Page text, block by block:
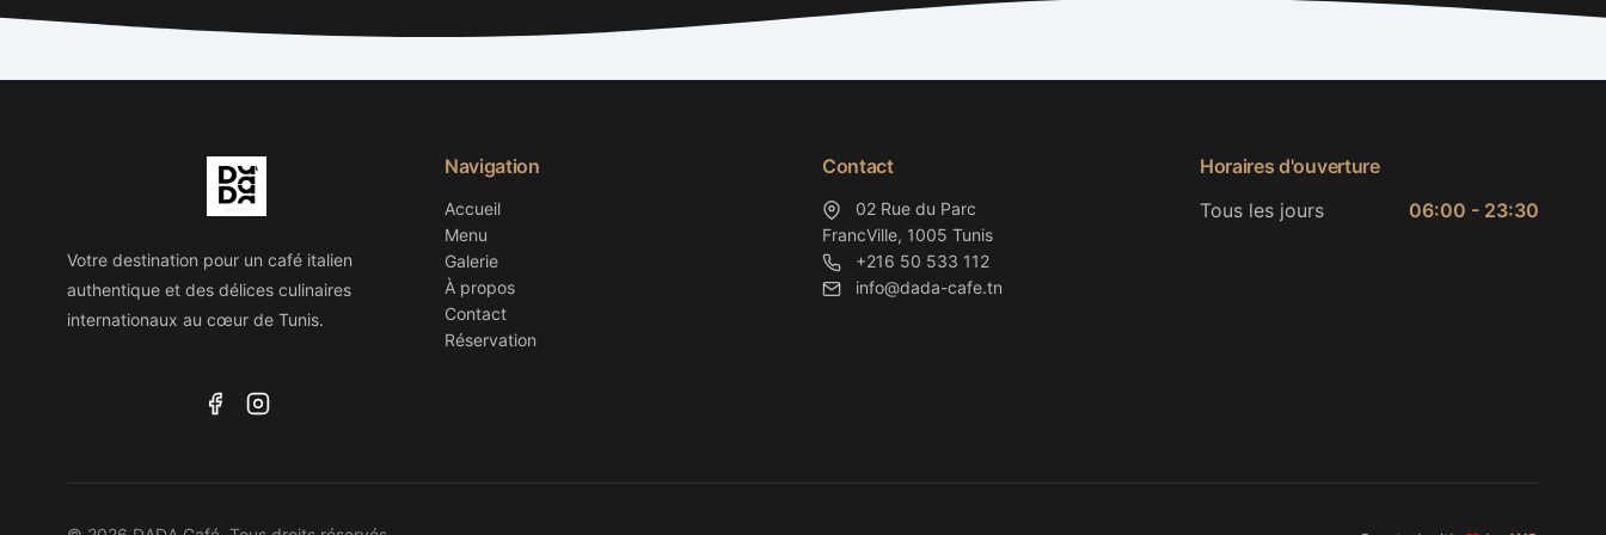
Votre destination pour un café italien
authentique et des délices culinaires
internationaux au cœur de Tunis.
Navigation
Accueil
Menu
Galerie
À propos
Contact
Réservation
Contact
02 Rue du Parc
FrancVille, 1005 Tunis
+216 50 533 112
info@dada-cafe.tn
Horaires d'ouverture
Tous les jours
06:00 - 23:30